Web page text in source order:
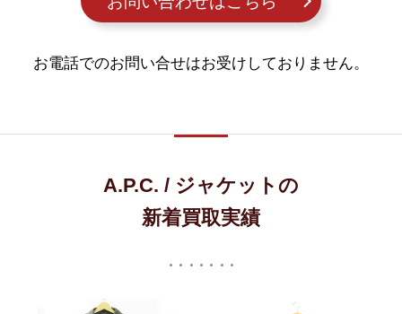
お電話でのお問い合せはお受けしておりません。
A.P.C. / ジャケットの
新着買取実績